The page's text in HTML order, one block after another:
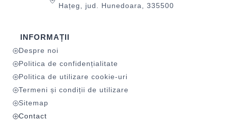
Hațeg, jud. Hunedoara, 335500
INFORMAȚII
Despre noi
Politica de confidențialitate
Politica de utilizare cookie-uri
Termeni și condiții de utilizare
Sitemap
Contact